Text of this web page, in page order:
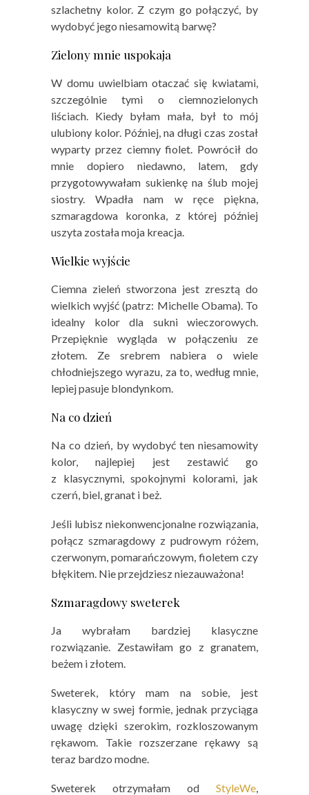
szlachetny kolor. Z czym go połączyć, by
wydobyć jego niesamowitą barwę?
Zielony mnie uspokaja
W domu uwielbiam otaczać się kwiatami,
szczególnie tymi o ciemnozielonych
liściach. Kiedy byłam mała, był to mój
ulubiony kolor. Później, na długi czas został
wyparty przez ciemny fiolet. Powrócił do
mnie dopiero niedawno, latem, gdy
przygotowywałam sukienkę na ślub mojej
siostry. Wpadła nam w ręce piękna,
szmaragdowa koronka, z której później
uszyta została moja kreacja.
Wielkie wyjście
Ciemna zieleń stworzona jest zresztą do
wielkich wyjść (patrz: Michelle Obama). To
idealny kolor dla sukni wieczorowych.
Przepięknie wygląda w połączeniu ze
złotem. Ze srebrem nabiera o wiele
chłodniejszego wyrazu, za to, według mnie,
lepiej pasuje blondynkom.
Na co dzień
Na co dzień, by wydobyć ten niesamowity
kolor, najlepiej jest zestawić go
z klasycznymi, spokojnymi kolorami, jak
czerń, biel, granat i beż.
Jeśli lubisz niekonwencjonalne rozwiązania,
połącz szmaragdowy z pudrowym różem,
czerwonym, pomarańczowym, fioletem czy
błękitem. Nie przejdziesz niezauważona!
Szmaragdowy sweterek
Ja wybrałam bardziej klasyczne
rozwiązanie. Zestawiłam go z granatem,
beżem i złotem.
Sweterek, który mam na sobie, jest
klasyczny w swej formie, jednak przyciąga
uwagę dzięki szerokim, rozkloszowanym
rękawom. Takie rozszerzane rękawy są
teraz bardzo modne.
Sweterek otrzymałam od StyleWe,